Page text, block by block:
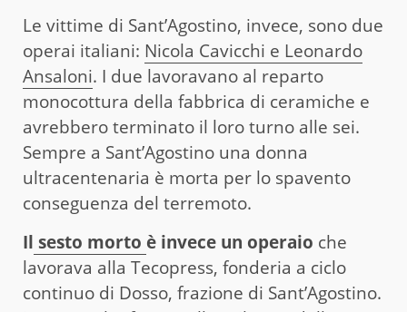
Le vittime di Sant’Agostino, invece, sono due
operai italiani: Nicola Cavicchi e Leonardo
Ansaloni. I due lavoravano al reparto
monocottura della fabbrica di ceramiche e
avrebbero terminato il loro turno alle sei.
Sempre a Sant’Agostino una donna
ultracentenaria è morta per lo spavento
conseguenza del terremoto.
Il sesto morto è invece un operaio che
lavorava alla Tecopress, fonderia a ciclo
continuo di Dosso, frazione di Sant’Agostino.